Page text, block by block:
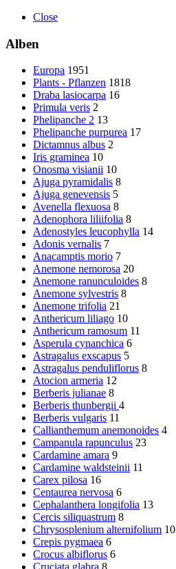
Close
Alben
Europa 1951
Plants - Pflanzen 1818
Draba lasiocarpa 16
Primula veris 2
Phelipanche 2 13
Phelipanche purpurea 17
Dictamnus albus 2
Iris graminea 10
Onosma visianii 10
Ajuga pyramidalis 8
Ajuga genevensis 5
Avenella flexuosa 8
Adenophora liliifolia 8
Adenostyles leucophylla 14
Adonis vernalis 7
Anacamptis morio 7
Anemone nemorosa 20
Anemone ranunculoides 8
Anemone sylvestris 8
Anemone trifolia 21
Anthericum liliago 10
Anthericum ramosum 11
Asperula cynanchica 6
Astragalus exscapus 5
Astragalus penduliflorus 8
Atocion armeria 12
Berberis julianae 8
Berberis thunbergii 4
Berberis vulgaris 11
Callianthemum anemonoides 4
Campanula rapunculus 23
Cardamine amara 9
Cardamine waldsteinii 11
Carex pilosa 16
Centaurea nervosa 6
Cephalanthera longifolia 13
Cercis siliquastrum 8
Chrysosplenium alternifolium 10
Crepis pygmaea 6
Crocus albiflorus 6